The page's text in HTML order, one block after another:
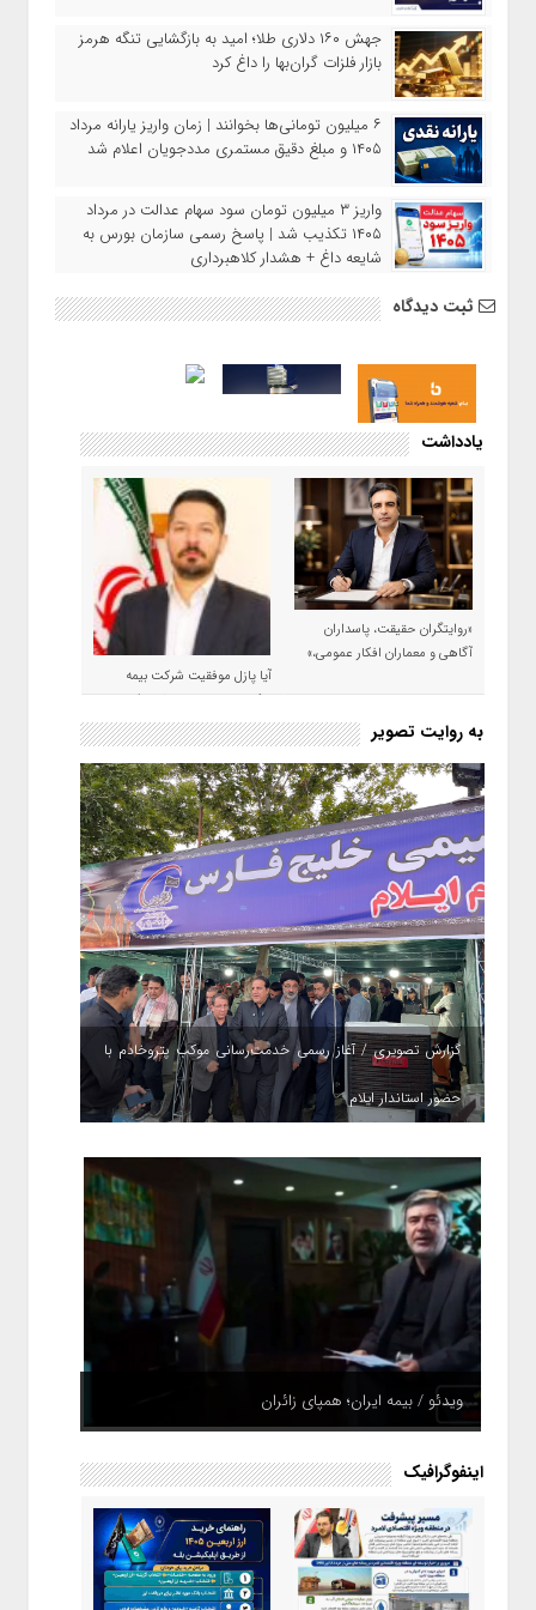
جهش ۱۶۰ دلاری طلا؛ امید به بازگشایی تنگه هرمز
بازار فلزات گران‌بها را داغ کرد
۶ میلیون تومانی‌ها بخوانند | زمان واریز یارانه مرداد
۱۴۰۵ و مبلغ دقیق مستمری مددجویان اعلام شد
واریز ۳ میلیون تومان سود سهام عدالت در مرداد
۱۴۰۵ تکذیب شد | پاسخ رسمی سازمان بورس به
شایعه داغ + هشدار کلاهبرداری
ثبت دیدگاه
یادداشت
«روایتگران حقیقت، پاسداران
آگاهی و معماران افکار عمومی،»
آیا پازل موفقیت شرکت بیمه
حکمت صبا در سال ۱۴۰۵ کامل می
شود؟!
به روایت تصویر
گزارش تصویری / آغاز رسمی خدمت‌رسانی موکب پتروخادم با
حضور استاندار ایلام
ویدئو / بیمه ایران؛ همپای زائران
اینفوگرافیک